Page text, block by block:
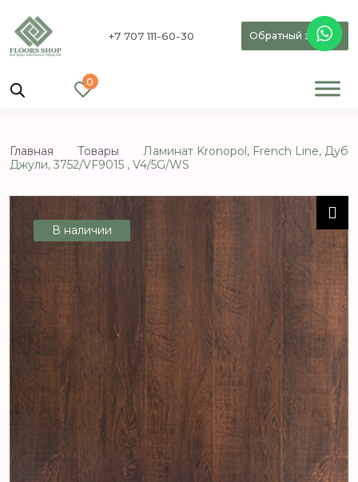
+7 707 111-60-30 Обратный звонок
0
Главная Товары
Ламинат Kronopol, French Line, Дуб
Джули, 3752/VF9015 , V4/5G/WS
В наличии